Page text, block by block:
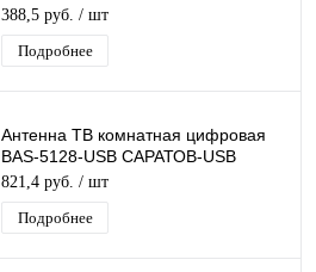
эфирная для DVB-T2 телевидения
наружная
388,5 руб. / шт
Подробнее
Антенна ТВ комнатная цифровая
BAS-5128-USB САРАТОВ-USB
эфирная для DVB-T2 телевидения
Рэмо
821,4 руб. / шт
Подробнее